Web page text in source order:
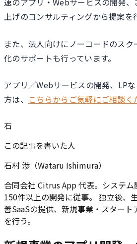
上げのコンサルティングから提案を
また、法人向けにノーコードのス
化のサポートも行っています。
アプリ／Webサービスの開発、LP
方は、 こちらからご気軽にご相談く
石
この記事を書いた人
石村 渉（Wataru Ishimura）
合同会社 Citrus App 代表。システ
150件以上の開発に従事。 独立後、
善SaaSの提供、新規事業・スター
を行う。